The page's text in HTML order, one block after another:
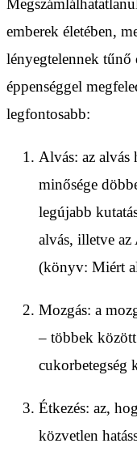
emberek életében,
lényegtelennek
éppenséggel
legfontosabb:
Alvás: az alvás
minősége
legújabb
alvás, illetve
(könyv: Miért
Mozgás: a
– többek között
cukorbetegség
Étkezés: az,
közvetlen